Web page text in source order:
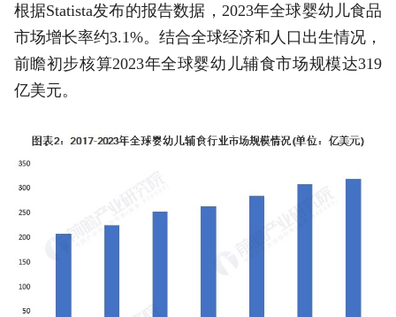
根据Statista发布的报告数据，2023年全球婴幼儿食品
市场增长率约3.1%。结合全球经济和人口出生情况，
前瞻初步核算2023年全球婴幼儿辅食市场规模达319
亿美元。